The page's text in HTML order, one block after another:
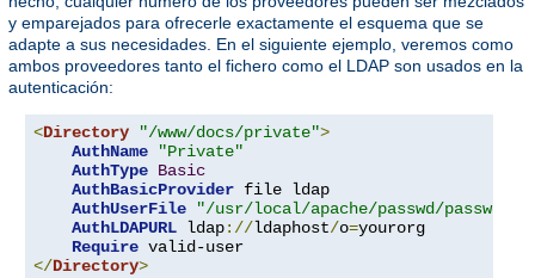
y emparejados para ofrecerle exactamente el esquema que se
adapte a sus necesidades. En el siguiente ejemplo, veremos como
ambos proveedores tanto el fichero como el LDAP son usados en la
autenticación:
<Directory "/www/docs/private">
AuthName
"Private"
AuthType Basic
AuthBasicProvider file ldap
AuthUserFile
"/usr/local/apache/passwd/
AuthLDAPURL ldap://ldaphost/o=yourorg
Require
</Directory>